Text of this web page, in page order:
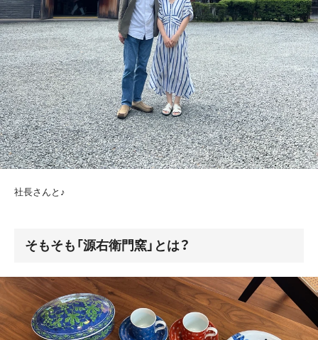
社長さんと♪
そもそも「源右衛門窯」とは？